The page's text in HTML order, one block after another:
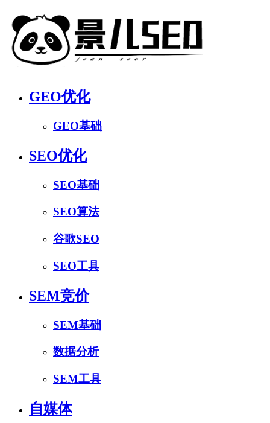
GEO优化
GEO基础
SEO优化
SEO基础
SEO算法
谷歌SEO
SEO工具
SEM竞价
SEM基础
数据分析
SEM工具
自媒体